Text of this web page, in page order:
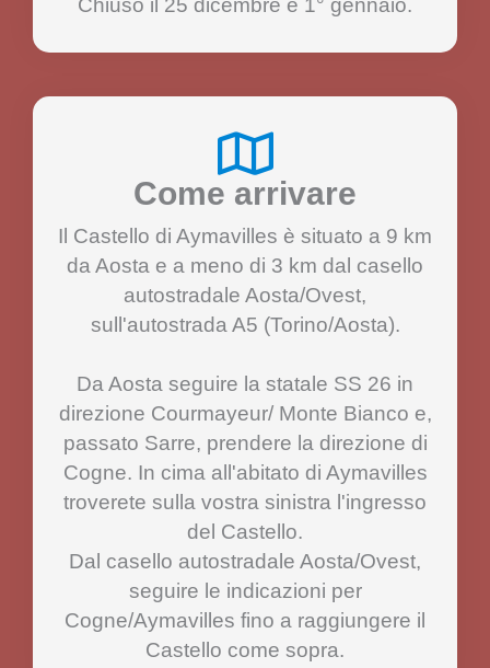
Chiuso il 25 dicembre e 1° gennaio.
Come arrivare
Il Castello di Aymavilles è situato a 9 km
da Aosta e a meno di 3 km dal casello
autostradale Aosta/Ovest,
sull'autostrada A5 (Torino/Aosta).
Da Aosta seguire la statale SS 26 in
direzione Courmayeur/ Monte Bianco e,
passato Sarre, prendere la direzione di
Cogne. In cima all'abitato di Aymavilles
troverete sulla vostra sinistra l'ingresso
del Castello.
Dal casello autostradale Aosta/Ovest,
seguire le indicazioni per
Cogne/Aymavilles fino a raggiungere il
Castello come sopra.